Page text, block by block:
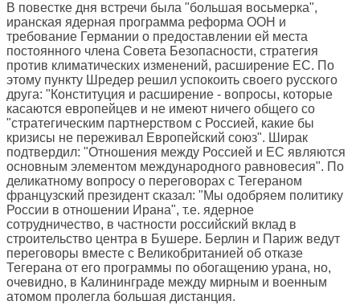
В повестке дня встречи была "большая восьмерка",
иранская ядерная программа реформа ООН и
требование Германии о предоставлении ей места
постоянного члена Совета Безопасности, стратегия
против климатических изменений, расширение ЕС. По
этому пункту Шредер решил успокоить своего русского
друга: "Конституция и расширение - вопросы, которые
касаются европейцев и не имеют ничего общего со
"стратегическим партнерством с Россией, какие бы
кризисы не переживал Европейский союз". Ширак
подтвердил: "Отношения между Россией и ЕС являются
основным элементом международного равновесия". По
деликатному вопросу о переговорах с Тегераном
французский президент сказал: "Мы одобряем политику
России в отношении Ирана", т.е. ядерное
сотрудничество, в частности российский вклад в
строительство центра в Бушере. Берлин и Париж ведут
переговоры вместе с Великобританией об отказе
Тегерана от его программы по обогащению урана, но,
очевидно, в Калининграде между мирным и военным
атомом пролегла большая дистанция.